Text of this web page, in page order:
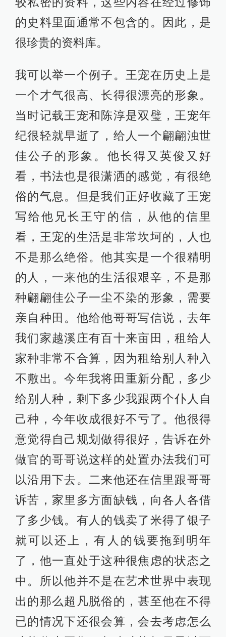
的史料里面通常不包含的。因此，是
很珍贵的资料库。
我可以举一个例子。王宠在历史上是
一个才气很高、长得很漂亮的形象。
当时记载王宠和陈淳是双璧，王宠年
纪很轻就早逝了，给人一个翩翩浊世
佳公子的形象。他长得又英俊又好
看，书法也是很潇洒的感觉，有很绝
俗的气息。但是我们正好收藏了王宠
写给他兄长王守的信，从他的信里
看，王宠的生活是非常坎坷的，人也
不是那么绝俗。他其实是一个很精明
的人，一来他的生活很艰辛，不是那
种翩翩佳公子一尘不染的形象，需要
亲自种田。他给他哥哥写信说，去年
我们家越溪庄有百十来亩田，租给人
家种非常不合算，因为租给别人种入
不敷出。今年我将田重新分配，多少
给别人种，剩下多少我跟两个仆人自
己种，今年收成很好不亏了。他很得
意觉得自己规划做得很好，告诉在外
做官的哥哥说这样的处置办法我们可
以沿用下去。二来他还在信里跟哥哥
诉苦，家里多方面缺钱，向各人各借
了多少钱。有人的钱卖了米得了银子
就可以还上，有人的钱要拖到明年
了，他一直处于这种很焦虑的状态之
中。所以他并不是在艺术世界中表现
出的那么超凡脱俗的，甚至他在不得
已的情况下还很会算，会去考虑怎么